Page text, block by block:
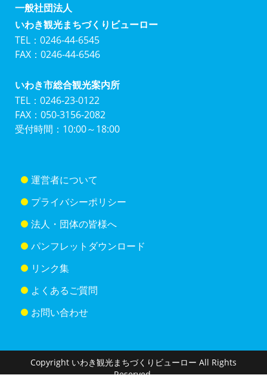
一般社団法人
いわき観光まちづくりビューロー
TEL：0246-44-6545
FAX：0246-44-6546
いわき市総合観光案内所
TEL：0246-23-0122
FAX：050-3156-2082
受付時間：10:00～18:00
運営者について
プライバシーポリシー
法人・団体の皆様へ
パンフレットダウンロード
リンク集
よくあるご質問
お問い合わせ
Copyright いわき観光まちづくりビューロー All Rights
Reserved.